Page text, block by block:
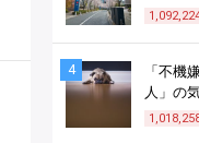
4
「不機
人」の